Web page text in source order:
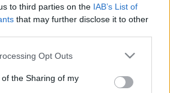
to third parties on the IAB’s List of
that may further disclose it to other
app uses one or more Google
or usage behaviour. You may click to
to Google and its third-party tags to
Opt Outs
the Sharing of my